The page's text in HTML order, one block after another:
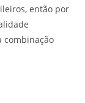
então por
combinação